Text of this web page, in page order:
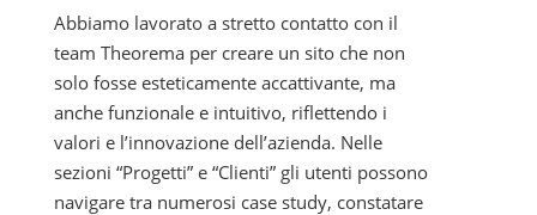
Abbiamo lavorato a stretto contatto con il
team Theorema per creare un sito che non
solo fosse esteticamente accattivante, ma
anche funzionale e intuitivo, riflettendo i
valori e l’innovazione dell’azienda. Nelle
sezioni “Progetti” e “Clienti” gli utenti possono
navigare tra numerosi case study, constatare